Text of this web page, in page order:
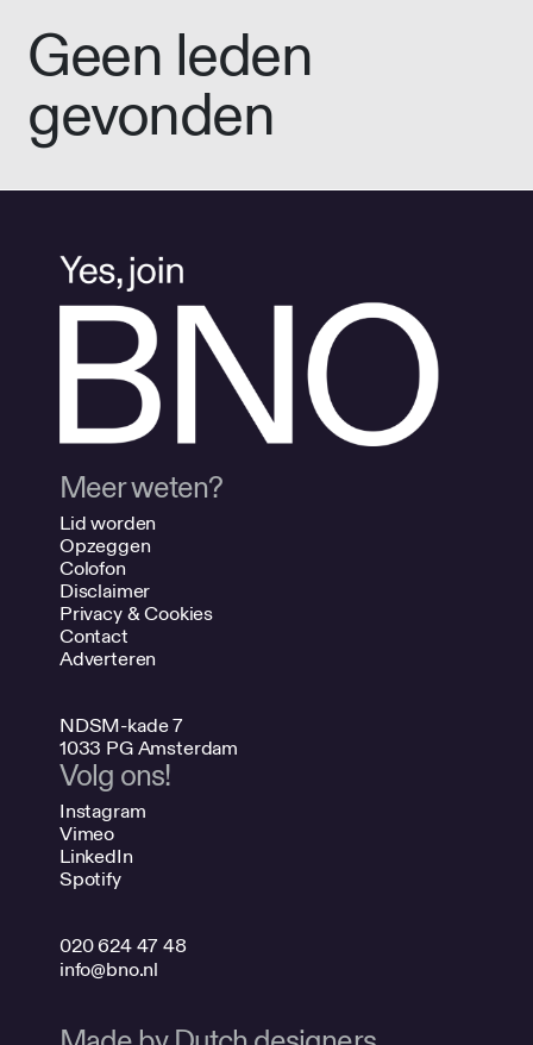
Geen leden
gevonden
Meer weten?
Lid worden
Opzeggen
Colofon
Disclaimer
Privacy & Cookies
Contact
Adverteren
NDSM-kade 7
1033 PG Amsterdam
Volg ons!
Instagram
Vimeo
LinkedIn
Spotify
020 624 47 48
info@bno.nl